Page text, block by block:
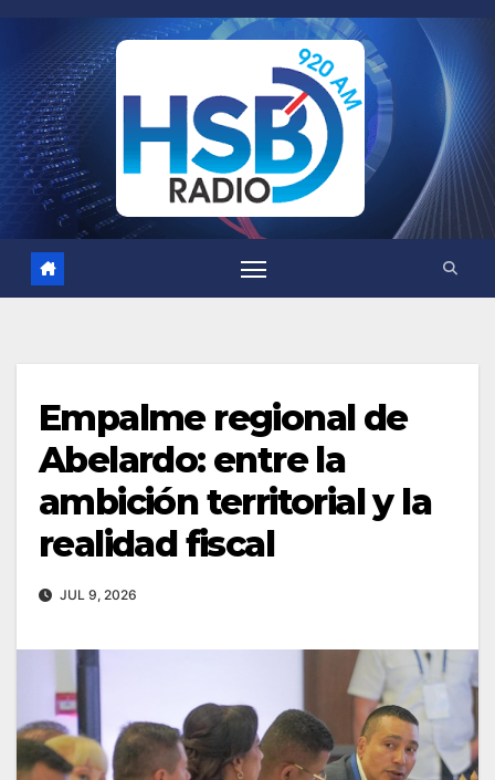
contenido
Empalme regional de
Abelardo: entre la
ambición territorial y la
realidad fiscal
JUL 9, 2026